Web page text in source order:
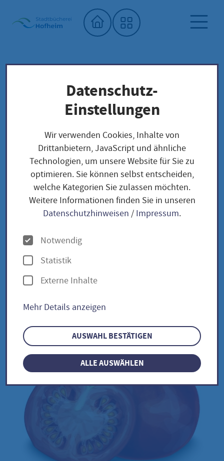
Startseite"
Stadtbücherei
Saatgutbibliothek
Unser Saatgut: Aussaat - Ernte -
Samengewinnung
Fruchtgemüse
TOMATEN
Tschernij Prinz /Solanum Lycopersicum
Tschernij Prinz
/Solanum
Lycopersicum
Tschernij Prinz /Solanum
Lycopersicum
Datenschutz-
Einstellungen
Wir verwenden Cookies, Inhalte von
Drittanbietern, JavaScript und ähnliche
Technologien, um unsere Website für Sie zu
optimieren. Sie können selbst entscheiden,
welche Kategorien Sie zulassen möchten.
Weitere Informationen finden Sie in unseren
Datenschutzhinweisen / Impressum.
O
p
t
i
e
n
Notwendig
Statistik
Externe Inhalte
Mehr Details anzeigen
AUSWAHL BESTÄTIGEN
ALLE AUSWÄHLEN